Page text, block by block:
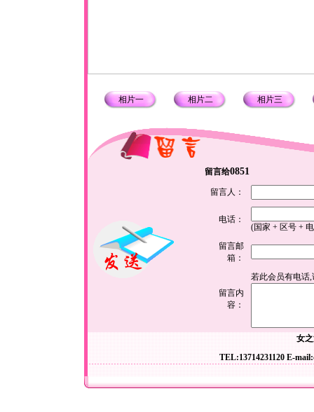
相片一 相片二 相片三
留言给0851
留言人：
电话：
(国家 + 区号 +
留言邮
箱：
留言内
容：
若此会员有电话
女
TEL:13714231120 E-mail: